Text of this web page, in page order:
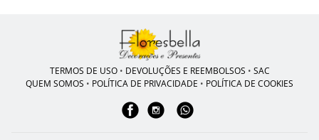
TERMOS DE USO• DEVOLUÇÕES E REEMBOLSOS • SAC
QUEM SOMOS • POLÍTICA DE PRIVACIDADE • POLÍTICA DE COOKIES